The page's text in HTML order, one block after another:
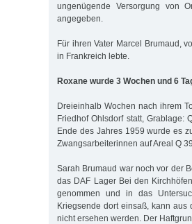
ungenügende Versorgung von
angegeben.
Für ihren Vater Marcel Brumaud,
in Frankreich lebte.
Roxane wurde 3 Wochen und 6
Dreieinhalb Wochen nach ihrem
Friedhof Ohlsdorf statt, Grablage:
Ende des Jahres 1959 wurde es
Zwangsarbeiterinnen auf Areal Q
Sarah Brumaud war noch vor der
das DAF Lager Bei den
genommen und in das
Kriegsende dort einsaß, kann aus
nicht ersehen werden. Der